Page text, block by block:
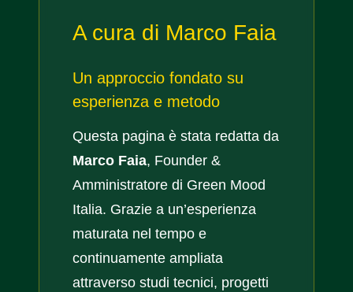
A cura di Marco Faia
Un approccio fondato su
esperienza e metodo
Questa pagina è stata redatta da
Marco Faia, Founder &
Amministratore di Green Mood
Italia. Grazie a un’esperienza
maturata nel tempo e
continuamente ampliata
attraverso studi tecnici, progetti